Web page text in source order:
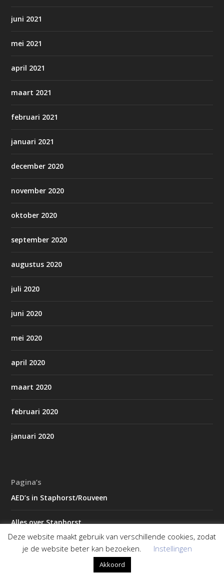
juni 2021
mei 2021
april 2021
maart 2021
februari 2021
januari 2021
december 2020
november 2020
oktober 2020
september 2020
augustus 2020
juli 2020
juni 2020
mei 2020
april 2020
maart 2020
februari 2020
januari 2020
Pagina’s
AED’s in Staphorst/Rouveen
Alles over Staphorst
Contact
Koningsdag gemeente Staphorst
Deze website maakt gebruik van verschillende cookies, zodat
je de website beter kan bezoeken.
Instellingen
Akkoord